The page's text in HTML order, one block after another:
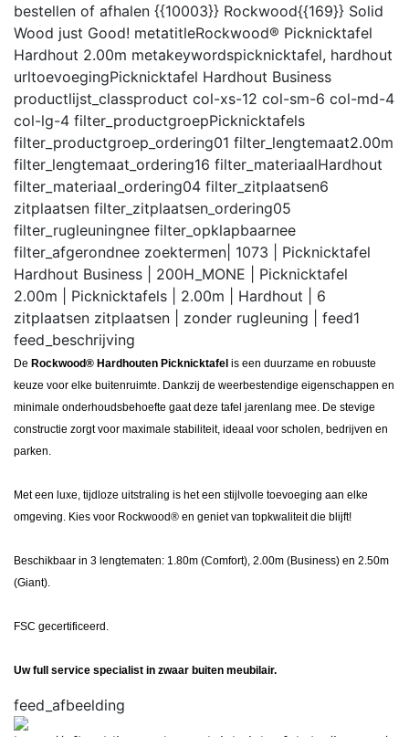
bestellen of afhalen {{10003}} Rockwood{{169}} Solid
Wood just Good! metatitleRockwood® Picknicktafel
Hardhout 2.00m metakeywordspicknicktafel, hardhout
urltoevoegingPicknicktafel Hardhout Business
productlijst_classproduct col-xs-12 col-sm-6 col-md-4
col-lg-4 filter_productgroepPicknicktafels
filter_productgroep_ordering01 filter_lengtemaat2.00m
filter_lengtemaat_ordering16 filter_materiaalHardhout
filter_materiaal_ordering04 filter_zitplaatsen6
zitplaatsen filter_zitplaatsen_ordering05
filter_rugleuningnee filter_opklapbaarnee
filter_afgerondnee zoektermen | 1073 | Picknicktafel
Hardhout Business | 200H_MONE | Picknicktafel
2.00m | Picknicktafels | 2.00m | Hardhout | 6
zitplaatsen zitplaatsen | zonder rugleuning |
feed1
feed_beschrijving
De Rockwood® Hardhouten Picknicktafel is een duurzame en robuuste
keuze voor elke buitenruimte. Dankzij de weerbestendige eigenschappen en
minimale onderhoudsbehoefte gaat deze tafel jarenlang mee. De stevige
constructie zorgt voor maximale stabiliteit, ideaal voor scholen, bedrijven en
parken.
Met een luxe, tijdloze uitstraling is het een stijlvolle toevoeging aan elke
omgeving. Kies voor Rockwood® en geniet van topkwaliteit die blijft!
Beschikbaar in 3 lengtematen: 1.80m (Comfort), 2.00m (Business) en 2.50m
(Giant).
FSC gecertificeerd.
Uw full service specialist in zwaar buiten meubilair.
feed_afbeelding